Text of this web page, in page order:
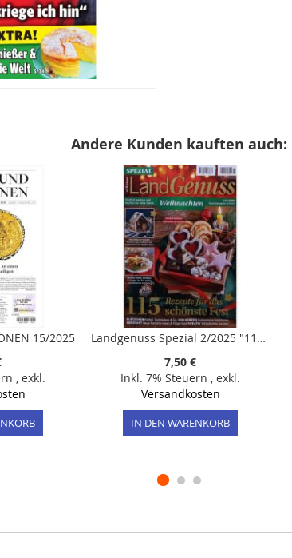
Andere Kunden kauften auch:
15/2025
, exkl.
Landgenuss Spezial 2/2025 "115 Rezepte für das schönste Fest"
7,50 €
Inkl. 7% Steuern , exkl.
Versandkosten
IN DEN WARENKORB